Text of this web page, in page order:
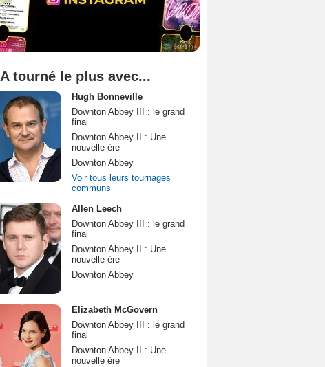
A tourné le plus avec...
Hugh Bonneville
Downton Abbey III : le grand
final
Downton Abbey II : Une
nouvelle ère
Downton Abbey
Voir tous leurs tournages
communs
Allen Leech
Downton Abbey III : le grand
final
Downton Abbey II : Une
nouvelle ère
Downton Abbey
Elizabeth McGovern
Downton Abbey III : le grand
final
Downton Abbey II : Une
nouvelle ère